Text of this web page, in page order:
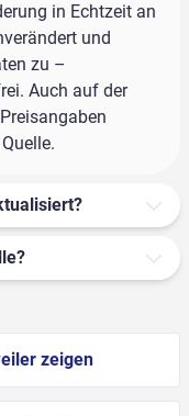
in Echtzeit an
und
zu –
Auch auf der
zeigen